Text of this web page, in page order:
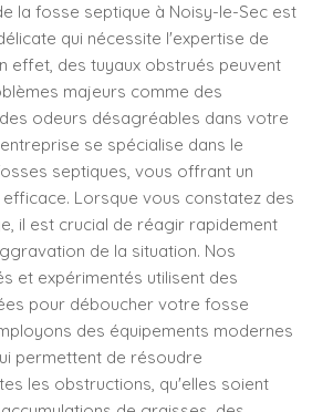
la fosse septique à Noisy-le-Sec est
qui nécessite l'expertise de
effet, des tuyaux obstrués peuvent
majeurs comme des
odeurs désagréables dans votre
se spécialise dans le
septiques, vous offrant un
Lorsque vous constatez des
il est crucial de réagir rapidement
de la situation. Nos
et expérimentés utilisent des
pour déboucher votre fosse
des équipements modernes
permettent de résoudre
les obstructions, qu'elles soient